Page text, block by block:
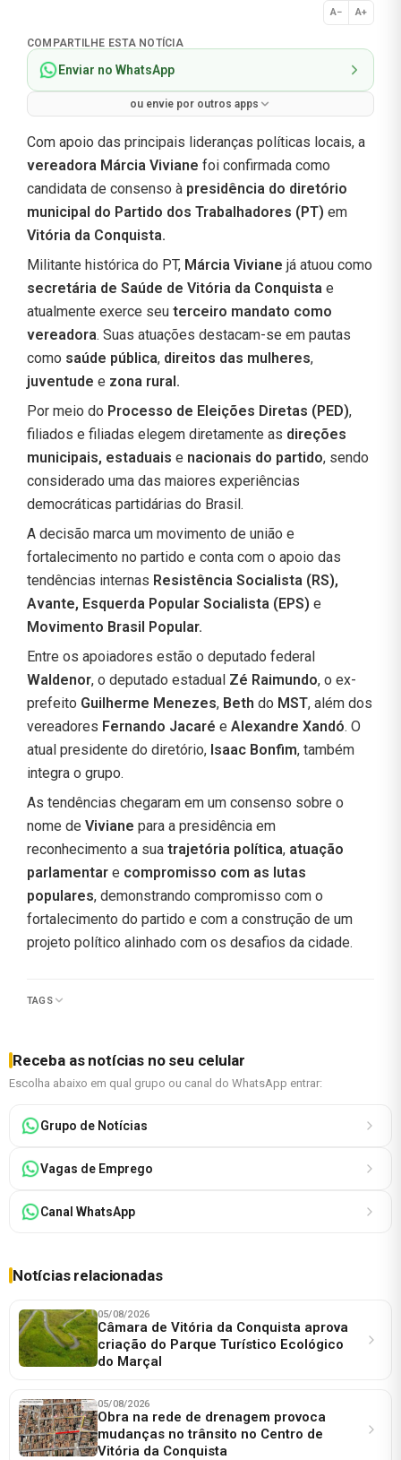
A− A+
Normal
COMPARTILHE ESTA NOTÍCIA
Enviar no WhatsApp
ou envie por outros apps
Com apoio das principais lideranças políticas locais, a
vereadora Márcia Viviane foi confirmada como
candidata de consenso à presidência do diretório
municipal do Partido dos Trabalhadores (PT) em
Vitória da Conquista.
Militante histórica do PT, Márcia Viviane já atuou como
secretária de Saúde de Vitória da Conquista e
atualmente exerce seu terceiro mandato como
vereadora. Suas atuações destacam-se em pautas
como saúde pública, direitos das mulheres,
juventude e zona rural.
Por meio do Processo de Eleições Diretas (PED),
filiados e filiadas elegem diretamente as direções
municipais, estaduais e nacionais do partido, sendo
considerado uma das maiores experiências
democráticas partidárias do Brasil.
A decisão marca um movimento de união e
fortalecimento no partido e conta com o apoio das
tendências internas Resistência Socialista (RS),
Avante, Esquerda Popular Socialista (EPS) e
Movimento Brasil Popular.
Entre os apoiadores estão o deputado federal
Waldenor, o deputado estadual Zé Raimundo, o ex-
prefeito Guilherme Menezes, Beth do MST, além dos
vereadores Fernando Jacaré e Alexandre Xandó. O
atual presidente do diretório, Isaac Bonfim, também
integra o grupo.
As tendências chegaram em um consenso sobre o
nome de Viviane para a presidência em
reconhecimento a sua trajetória política, atuação
parlamentar e compromisso com as lutas
populares, demonstrando compromisso com o
fortalecimento do partido e com a construção de um
projeto político alinhado com os desafios da cidade.
TAGS
Receba as notícias no seu celular
Escolha abaixo em qual grupo ou canal do WhatsApp entrar:
Grupo de Notícias
Vagas de Emprego
Canal WhatsApp
Notícias relacionadas
05/08/2026
Câmara de Vitória da Conquista aprova
criação do Parque Turístico Ecológico
do Marçal
05/08/2026
Obra na rede de drenagem provoca
mudanças no trânsito no Centro de
Vitória da Conquista